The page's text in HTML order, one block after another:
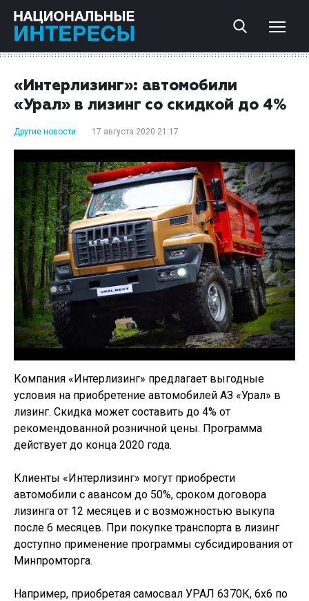
«Интерлизинг»: автомобили
«Урал» в лизинг со скидкой до 4%
Другие новости 17 августа 2020 21:17
Компания «Интерлизинг» предлагает выгодные
условия на приобретение автомобилей АЗ «Урал» в
лизинг. Скидка может составить до 4% от
рекомендованной розничной цены. Программа
действует до конца 2020 года.
Клиенты «Интерлизинг» могут приобрести
автомобили с авансом до 50%, сроком договора
лизинга от 12 месяцев и с возможностью выкупа
после 6 месяцев. При покупке транспорта в лизинг
доступно применение программы субсидирования от
Минпромторга.
Например, приобретая самосвал УРАЛ 6370К, 6х6 по